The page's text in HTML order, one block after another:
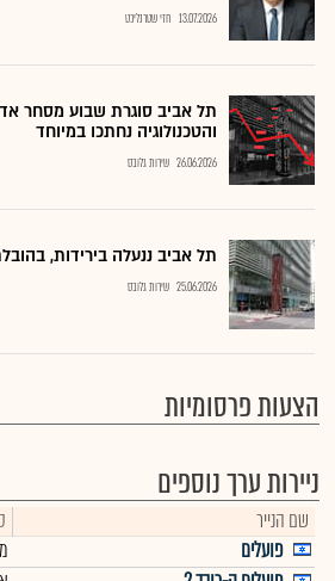
13.07.2026 חזי שטרנליכט
תל אביב סוגרת שבוע מסחר
והטכנולוגיה נחתכו במיוחד
26.06.2026 שירות גלובס
תל אביב ננעלה בירידות,
25.06.2026 שירות גלובס
הצעות פרסומיות
ניירות ערך נוספים
שם הנייר
פועלים